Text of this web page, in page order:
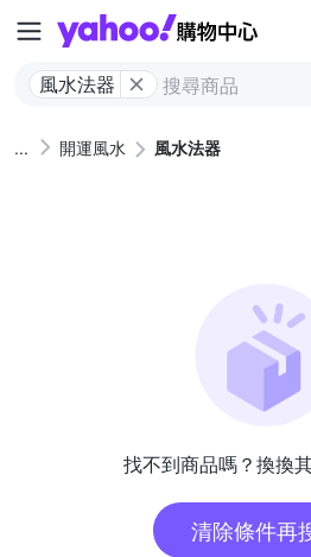
風水法器
開運風水 風水法器
找不到商品嗎？換換
清除條件再